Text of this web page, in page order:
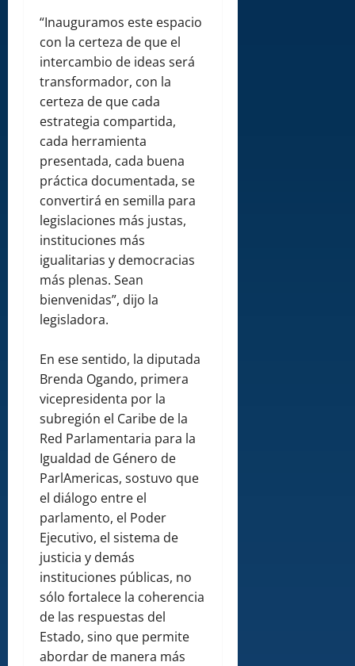
“Inauguramos este espacio
con la certeza de que el
intercambio de ideas será
transformador, con la
certeza de que cada
estrategia compartida,
cada herramienta
presentada, cada buena
práctica documentada, se
convertirá en semilla para
legislaciones más justas,
instituciones más
igualitarias y democracias
más plenas. Sean
bienvenidas”, dijo la
legisladora.
En ese sentido, la diputada
Brenda Ogando, primera
vicepresidenta por la
subregión el Caribe de la
Red Parlamentaria para la
Igualdad de Género de
ParlAmericas, sostuvo que
el diálogo entre el
parlamento, el Poder
Ejecutivo, el sistema de
justicia y demás
instituciones públicas, no
sólo fortalece la coherencia
de las respuestas del
Estado, sino que permite
abordar de manera más